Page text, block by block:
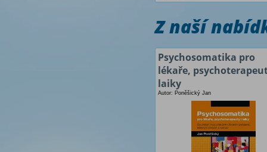
Z naší
Psychosomatika pro
lékaře,
laiky
Autor: Poněšický Jan